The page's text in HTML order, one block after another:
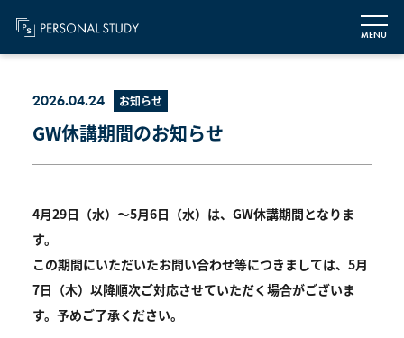
MENU
2026.04.24 お知らせ
GW休講期間のお知らせ
4月29日（水）～5月6日（水）は、GW休講期間となりま
す。
この期間にいただいたお問い合わせ等につきましては、5月
7日（木）以降順次ご対応させていただく場合がございま
す。予めご了承ください。